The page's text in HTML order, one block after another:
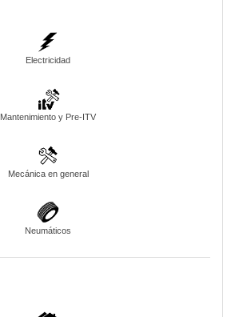
Electricidad
Mantenimiento y Pre-ITV
Mecánica en general
Neumáticos